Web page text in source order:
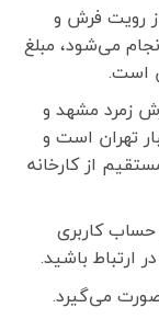
رویت فرش و
می‌شود، مبلغ
زمرد مشهد و
تهران است و
از کارخانه
کاربری
ارتباط باشید.
می‌گیرد.